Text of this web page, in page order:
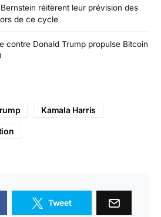
réitèrent leur prévision des
de ce cycle
contre Donald Trump propulse Bitcoin
Kamala Harris
Tweet